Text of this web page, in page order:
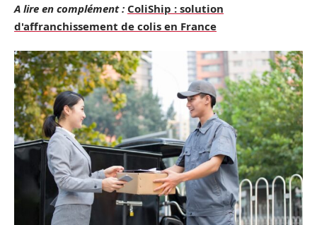
A lire en complément : ColiShip : solution
d'affranchissement de colis en France